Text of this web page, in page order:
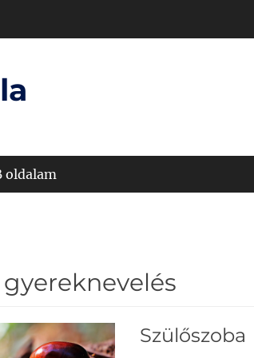
oldalam
gyereknevelés
Szülőszoba